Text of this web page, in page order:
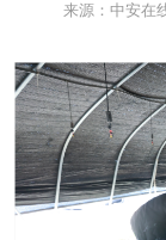
来源：中安